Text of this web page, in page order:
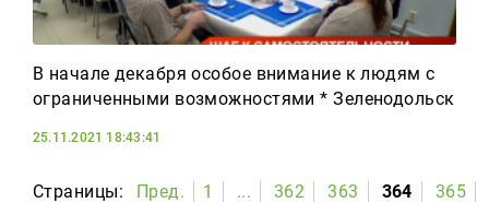
В начале декабря особое внимание к людям с
ограниченными возможностями * Зеленодольск
25.11.2021 18:43:41
Страницы: Пред. 1 ... 362 363 364 365